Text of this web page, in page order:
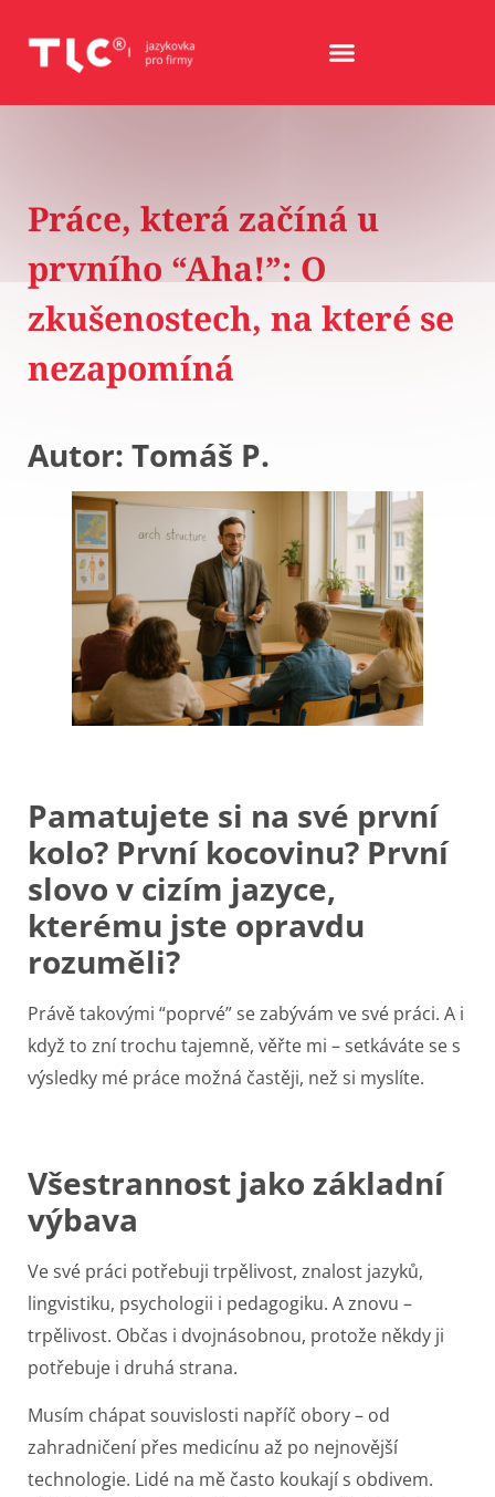
Práce, která začíná u
prvního “Aha!”: O
zkušenostech, na které se
nezapomíná
Autor: Tomáš P.
Pamatujete si na své první
kolo? První kocovinu? První
slovo v cizím jazyce,
kterému jste opravdu
rozuměli?
Právě takovými “poprvé” se zabývám ve své práci. A i
když to zní trochu tajemně, věřte mi – setkáváte se s
výsledky mé práce možná častěji, než si myslíte.
Všestrannost jako základní
výbava
Ve své práci potřebuji trpělivost, znalost jazyků,
lingvistiku, psychologii i pedagogiku. A znovu –
trpělivost. Občas i dvojnásobnou, protože někdy ji
potřebuje i druhá strana.
Musím chápat souvislosti napříč obory – od
zahradničení přes medicínu až po nejnovější
technologie. Lidé na mě často koukají s obdivem.